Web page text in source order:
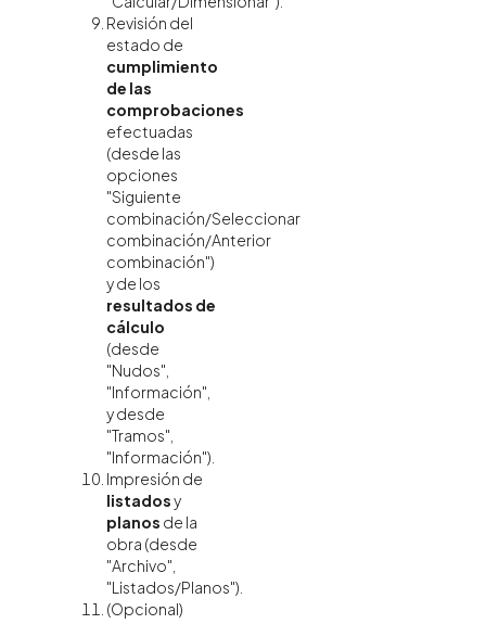
Revisión del
estado de
cumplimiento
de las
comprobaciones
efectuadas
(desde las
opciones
"Siguiente
combinación/Seleccionar
combinación/Anterior
combinación")
y de los
resultados de
cálculo
(desde
"Nudos",
"Información",
y desde
"Tramos",
"Información").
Impresión de
listadosy
planos de la
obra (desde
"Archivo",
"Listados/Planos").
(Opcional)